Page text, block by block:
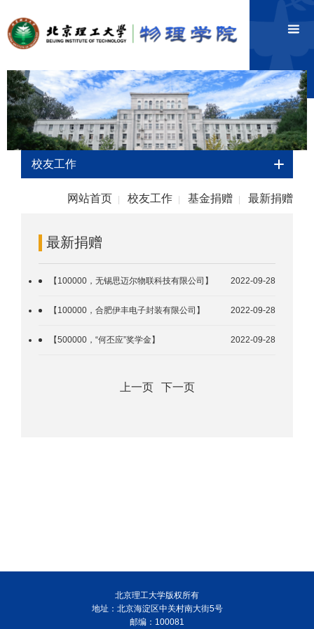
校友工作
网站首页 校友工作 基金捐赠 最新捐赠
最新捐赠
2022-09-28
【100000，无锡思迈尔物联科技有限公司】
2022-09-28
【100000，合肥伊丰电子封装有限公司】
2022-09-28
【500000，“何丕应”奖学金】
上一页 下一页
北京理工大学版权所有
地址：北京海淀区中关村南大街5号
邮编：100081